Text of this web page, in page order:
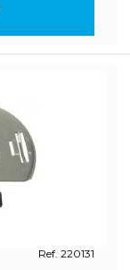
Ref. 220131